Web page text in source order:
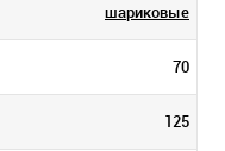
шариковые
70
125